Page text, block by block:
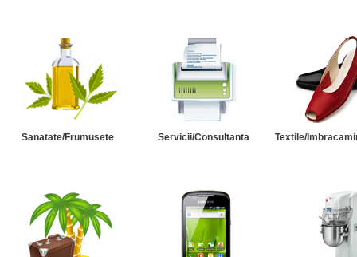
Sanatate/Frumusete Servicii/Consultanta Textile/